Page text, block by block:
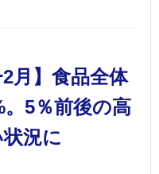
2月】食品全体
5％前後の高
況に